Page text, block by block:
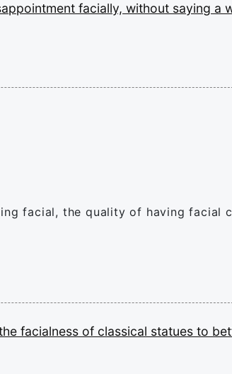
facially, without saying a
facial, the quality of having facial
facialness of classical statues to